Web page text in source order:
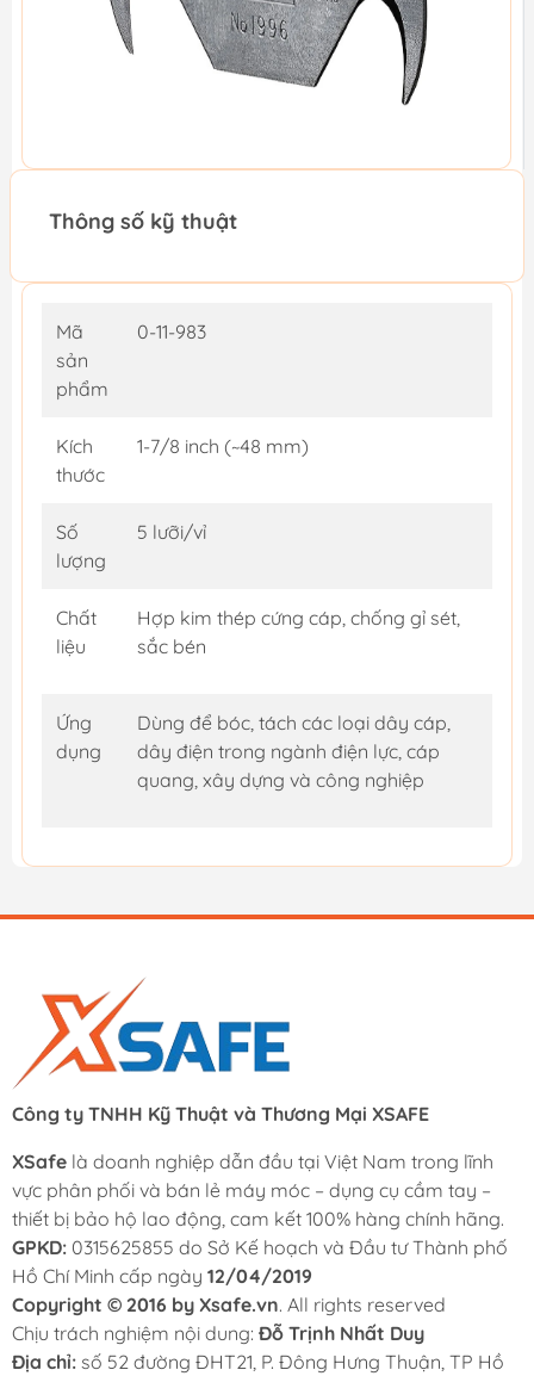
Thông số kỹ thuật
Mã
sản
phẩm
0-11-983
Kích
thước
1-7/8 inch (~48 mm)
Số
lượng
5 lưỡi/vỉ
Chất
liệu
Hợp kim thép cứng cáp, chống gỉ sét,
sắc bén
Ứng
dụng
Dùng để bóc, tách các loại dây cáp,
dây điện trong ngành điện lực, cáp
quang, xây dựng và công nghiệp
Công ty TNHH Kỹ Thuật và Thương Mại XSAFE
XSafe là doanh nghiệp dẫn đầu tại Việt Nam trong lĩnh
vực phân phối và bán lẻ máy móc – dụng cụ cầm tay –
thiết bị bảo hộ lao động, cam kết 100% hàng chính hãng.
GPKD: 0315625855 do Sở Kế hoạch và Đầu tư Thành phố
Hồ Chí Minh cấp ngày 12/04/2019
Copyright © 2016 by Xsafe.vn. All rights reserved
Chịu trách nghiệm nội dung: Đỗ Trịnh Nhất Duy
Địa chỉ: số 52 đường ĐHT21, P. Đông Hưng Thuận, TP Hồ